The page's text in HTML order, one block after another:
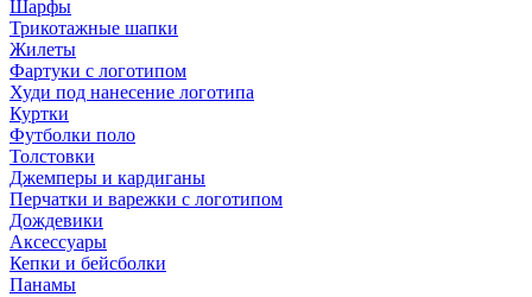
Шарфы
Трикотажные шапки
Жилеты
Фартуки с логотипом
Худи под нанесение логотипа
Куртки
Футболки поло
Толстовки
Джемперы и кардиганы
Перчатки и варежки с логотипом
Дождевики
Аксессуары
Кепки и бейсболки
Панамы